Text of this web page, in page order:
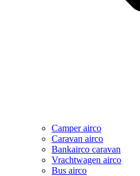
Camper airco
Caravan airco
Bankairco caravan
Vrachtwagen airco
Bus airco